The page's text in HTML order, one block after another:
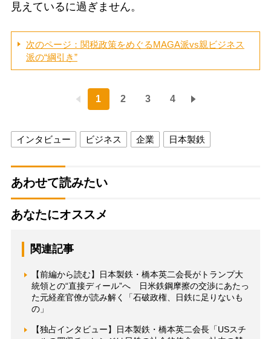
見えているに過ぎません。
次のページ：関税政策をめぐるMAGA派vs親ビジネス
派の“綱引き”
1 2 3 4
インタビュー ビジネス 企業 日本製鉄
あわせて読みたい
あなたにオススメ
関連記事
【前編から読む】日本製鉄・橋本英二会長がトランプ大
統領との“直接ディール”へ 日米鉄鋼摩擦の交渉にあたっ
た元経産官僚が読み解く「石破政権、日鉄に足りないも
の」
【独占インタビュー】日本製鉄・橋本英二会長「USスチ